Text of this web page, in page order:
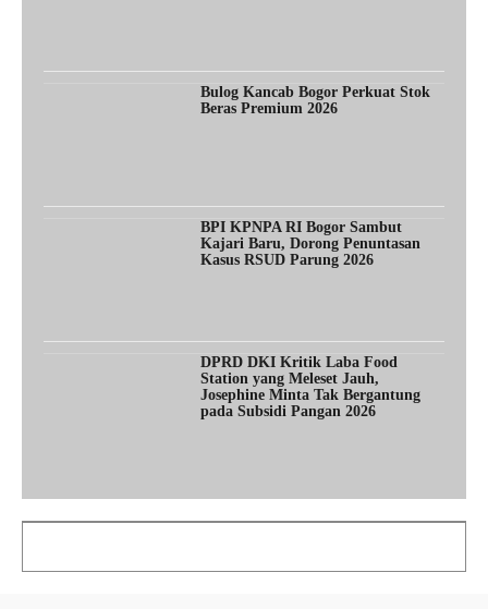
Bulog Kancab Bogor Perkuat Stok
Beras Premium 2026
BPI KPNPA RI Bogor Sambut
Kajari Baru, Dorong Penuntasan
Kasus RSUD Parung 2026
DPRD DKI Kritik Laba Food
Station yang Meleset Jauh,
Josephine Minta Tak Bergantung
pada Subsidi Pangan 2026